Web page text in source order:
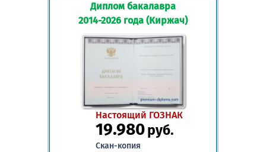
Диплом бакалавра
2014-2026 года (Киржач)
Настоящий ГОЗНАК
19.980руб.
Скан-копия